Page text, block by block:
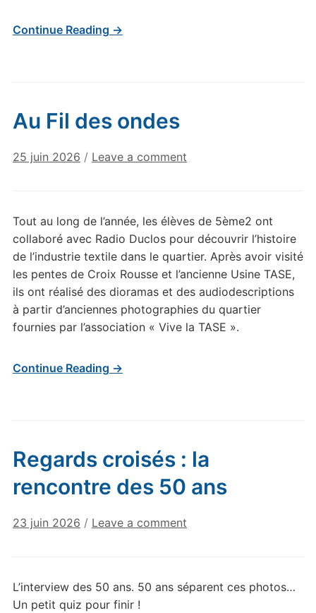
Continue Reading →
Au Fil des ondes
25 juin 2026 / Leave a comment
Tout au long de l’année, les élèves de 5ème2 ont
collaboré avec Radio Duclos pour découvrir l’histoire
de l’industrie textile dans le quartier. Après avoir visité
les pentes de Croix Rousse et l’ancienne Usine TASE,
ils ont réalisé des dioramas et des audiodescriptions
à partir d’anciennes photographies du quartier
fournies par l’association « Vive la TASE ».
Continue Reading →
Regards croisés : la
rencontre des 50 ans
23 juin 2026 / Leave a comment
L’interview des 50 ans. 50 ans séparent ces photos…
Un petit quiz pour finir !